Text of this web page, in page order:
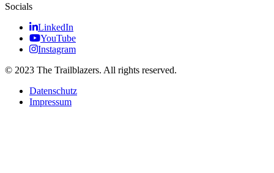
Socials
LinkedIn
YouTube
Instagram
© 2023 The Trailblazers. All rights reserved.
Datenschutz
Impressum